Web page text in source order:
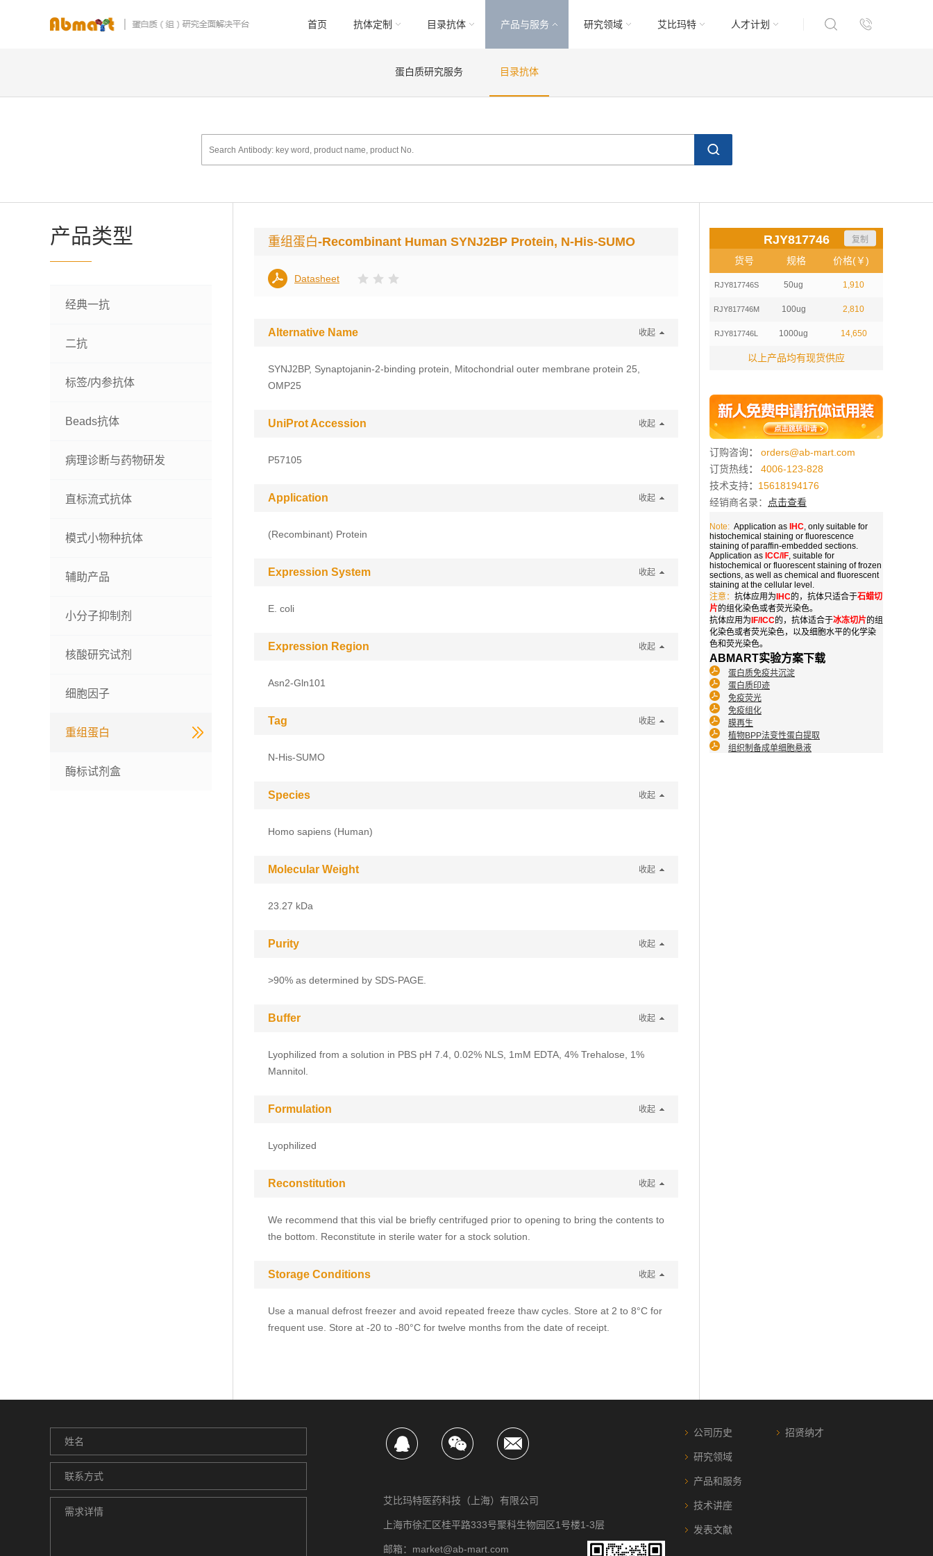
首页 抗体定制 目录抗体 产品与服务 研究领域 艾比玛特 人才计划
蛋白质研究服务 目录抗体
产品类型
经典一抗
二抗
标签/内参抗体
Beads抗体
病理诊断与药物研发
直标流式抗体
模式小物种抗体
辅助产品
小分子抑制剂
核酸研究试剂
细胞因子
重组蛋白
酶标试剂盒
RJY817746 复制
货号 规格 价格(￥)
RJY817746S 50ug 1,910
RJY817746M 100ug 2,810
RJY817746L 1000ug 14,650
以上产品均有现货供应
订购咨询：
orders@ab-mart.com
订货热线：
4006-123-828
技术支持： 15618194176
经销商名录：
点击查看
Note: Application as IHC, only suitable for
histochemical staining or fluorescence
staining of paraffin-embedded sections.
Application as ICC/IF, suitable for
histochemical or fluorescent staining of frozen
sections, as well as chemical and fluorescent
staining at the cellular level.
注意： 抗体应用为 IHC的，抗体只适合于石蜡切
片的组化染色或者荧光染色。
抗体应用为 IF/ICC的，抗体适合于冰冻切片的组
化染色或者荧光染色，以及细胞水平的化学染
色和荧光染色。
ABMART实验方案下载
蛋白质免疫共沉淀
蛋白质印迹
免疫荧光
免疫组化
膜再生
植物BPP法变性蛋白提取
组织制备成单细胞悬液
重组蛋白-Recombinant Human SYNJ2BP Protein, N-His-SUMO
Datasheet
Alternative Name 收起
SYNJ2BP, Synaptojanin-2-binding protein, Mitochondrial outer membrane protein 25,
OMP25
UniProt Accession 收起
P57105
Application 收起
(Recombinant) Protein
Expression System 收起
E. coli
Expression Region 收起
Asn2-Gln101
Tag 收起
N-His-SUMO
Species 收起
Homo sapiens (Human)
Molecular Weight 收起
23.27 kDa
Purity 收起
>90% as determined by SDS-PAGE.
Buffer 收起
Lyophilized from a solution in PBS pH 7.4, 0.02% NLS, 1mM EDTA, 4% Trehalose, 1%
Mannitol.
Formulation 收起
Lyophilized
Reconstitution 收起
We recommend that this vial be briefly centrifuged prior to opening to bring the contents to
the bottom. Reconstitute in sterile water for a stock solution.
Storage Conditions 收起
Use a manual defrost freezer and avoid repeated freeze thaw cycles. Store at 2 to 8°C for
frequent use. Store at -20 to -80°C for twelve months from the date of receipt.
艾比玛特医药科技（上海）有限公司
上海市徐汇区桂平路333号聚科生物园区1号楼1-3层
邮箱：market@ab-mart.com
公司历史
研究领域
产品和服务
技术讲座
发表文献
招贤纳才